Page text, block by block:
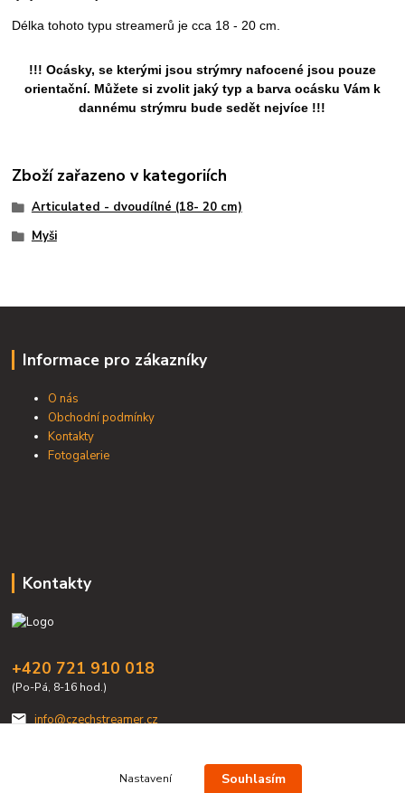
Délka tohoto typu streamerů je cca 18 - 20 cm.
!!! Ocásky, se kterými jsou strýmry nafocené jsou pouze
orientační. Můžete si zvolit jaký typ a barva ocásku Vám k
dannému strýmru bude sedět nejvíce !!!
Zboží zařazeno v kategoriích
Articulated - dvoudílné (18- 20 cm)
Myši
Informace pro zákazníky
O nás
Obchodní podmínky
Kontakty
Fotogalerie
Kontakty
+420 721 910 018
(Po-Pá, 8-16 hod.)
info@czechstreamer.cz
Nastavení Souhlasím